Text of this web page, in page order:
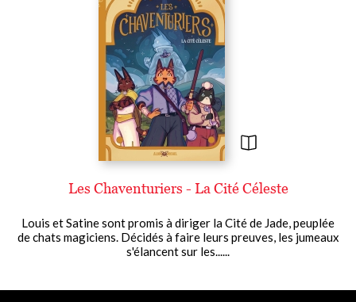
Les Chaventuriers - La Cité Céleste
Louis et Satine sont promis à diriger la Cité de Jade, peuplée
de chats magiciens. Décidés à faire leurs preuves, les jumeaux
s'élancent sur les......